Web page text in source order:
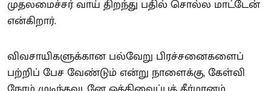
முதலமைச்சர் வாய் திறந்து பதில் சொல்ல மாட்டேன்
என்கிறார்.
விவசாயிகளுக்கான பல்வேறு பிரச்சனைகளைப்
பற்றிப் பேச வேண்டும் என்று நாளைக்கு, கேள்வி